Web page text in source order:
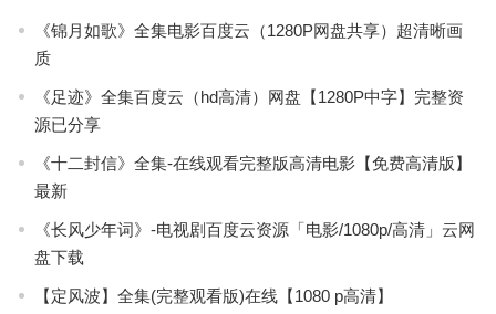
《锦月如歌》全集电影百度云（1280P网盘共享）超清晰画
质
《足迹》全集百度云（hd高清）网盘【1280P中字】完整资
源已分享
《十二封信》全集-在线观看完整版高清电影【免费高清版】
最新
《长风少年词》-电视剧百度云资源「电影/1080p/高清」云网
盘下载
【定风波】全集(完整观看版)在线【1080 p高清】